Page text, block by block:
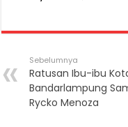
Sebelumnya
Ratusan Ibu-ibu
Bandarlampung
Rycko Menoza